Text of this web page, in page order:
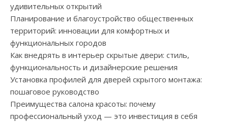
удивительных открытий
Планирование и благоустройство общественных
территорий: инновации для комфортных и
функциональных городов
Как внедрять в интерьер скрытые двери: стиль,
функциональность и дизайнерские решения
Установка профилей для дверей скрытого монтажа:
пошаговое руководство
Преимущества салона красоты: почему
профессиональный уход — это инвестиция в себя